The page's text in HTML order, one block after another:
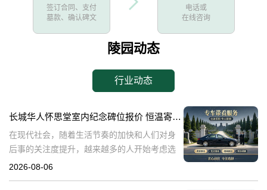
签订合同、支付
墓款、确认碑文
电话或
在线咨询
陵园动态
行业动态
长城华人怀思堂室内纪念碑位报价 恒温寄存配套同步减免详解
在现代社会，随着生活节奏的加快和人们对身
后事的关注度提升，越来越多的人开始考虑选
择合适的纪念方式来表达对逝者的哀思和怀
2026-08-06